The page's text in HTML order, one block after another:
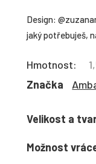
Design:
jaký potřebuješ,
Hmotnost:
Značka
Velikost a
Možnost